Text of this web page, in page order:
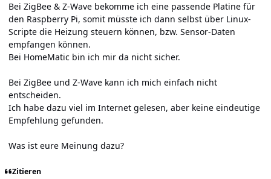
Bei ZigBee & Z-Wave bekomme ich eine passende Platine für
den Raspberry Pi, somit müsste ich dann selbst über Linux-
Scripte die Heizung steuern können, bzw. Sensor-Daten
empfangen können.
Bei HomeMatic bin ich mir da nicht sicher.
Bei ZigBee und Z-Wave kann ich mich einfach nicht
entscheiden.
Ich habe dazu viel im Internet gelesen, aber keine eindeutige
Empfehlung gefunden.
Was ist eure Meinung dazu?
Zitieren